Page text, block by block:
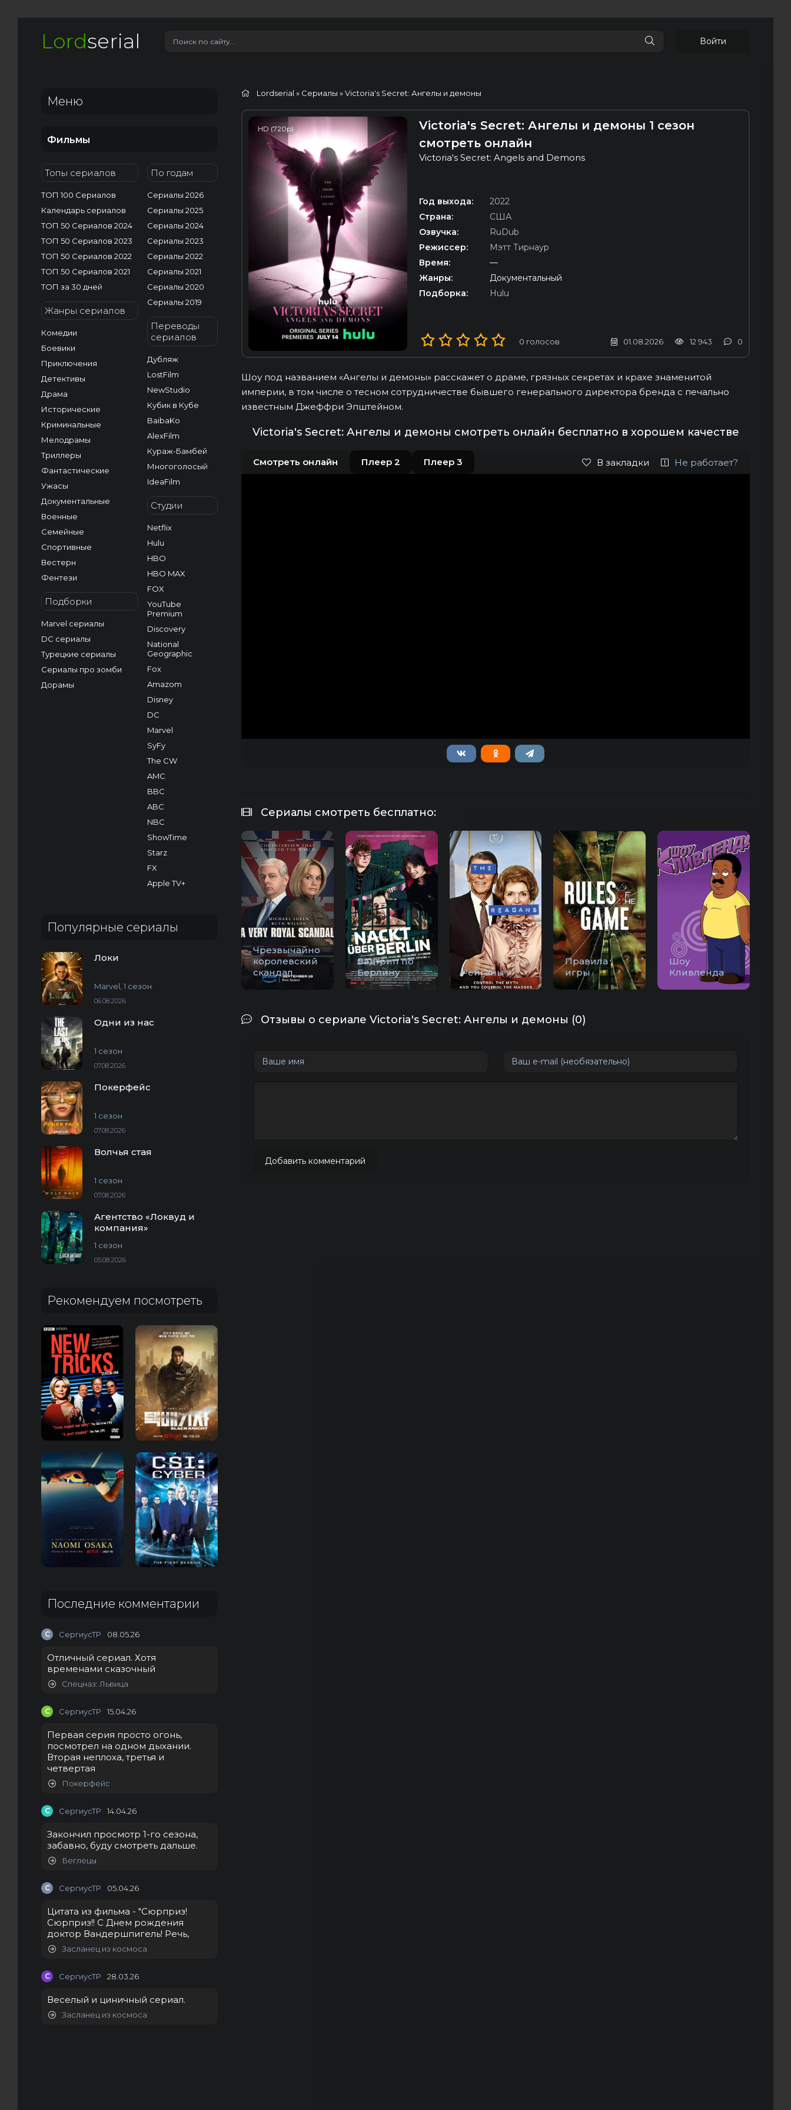
Lordserial Войти
Меню
Фильмы
Топы сериалов
ТОП 100 Сериалов
Календарь сериалов
ТОП 50 Сериалов 2024
ТОП 50 Сериалов 2023
ТОП 50 Сериалов 2022
ТОП 50 Сериалов 2021
ТОП за 30 дней
Жанры сериалов
Комедии
Боевики
Приключения
Детективы
Драма
Исторические
Криминальные
Мелодрамы
Триллеры
Фантастические
Ужасы
Документальные
Военные
Семейные
Спортивные
Вестерн
Фентези
Подборки
Marvel сериалы
DC сериалы
Турецкие сериалы
Сериалы про зомби
Дорамы
По годам
Сериалы 2026
Сериалы 2025
Сериалы 2024
Сериалы 2023
Сериалы 2022
Сериалы 2021
Сериалы 2020
Сериалы 2019
Переводы
сериалов
Дубляж
LostFilm
NewStudio
Кубик в Кубе
BaibaKo
AlexFilm
Кураж-Бамбей
Многоголосый
IdeaFilm
Студии
Netflix
Hulu
HBO
HBO MAX
FOX
YouTube
Premium
Discovery
National
Geographic
Fox
Amazom
Disney
DC
Marvel
SyFy
The CW
AMC
BBC
ABC
NBC
ShowTime
Starz
FX
Apple TV+
Популярные сериалы
Локи
Marvel, 1 сезон
06.08.2026
Одни из нас
1 сезон
07.08.2026
Покерфейс
1 сезон
07.08.2026
Волчья стая
1 сезон
07.08.2026
Агентство «Локвуд и
компания»
1 сезон
05.08.2026
Рекомендуем посмотреть
Последние комментарии
С СергиусТР 08.05.26
Отличный сериал. Хотя
временами сказочный
Спецназ: Львица
С СергиусТР 15.04.26
Первая серия просто огонь,
посмотрел на одном дыхании.
Вторая неплоха, третья и
четвертая
Покерфейс
С СергиусТР 14.04.26
Закончил просмотр 1-го сезона,
забавно, буду смотреть дальше.
Беглецы
С СергиусТР 05.04.26
Цитата из фильма - "Сюрприз!
Сюрприз!! С Днем рождения
доктор Вандершпигель! Речь,
Засланец из космоса
С СергиусТР 28.03.26
Веселый и циничный сериал.
Засланец из космоса
Lordserial » Сериалы » Victoria's Secret: Ангелы и демоны
HD (720p)
Victoria's Secret: Ангелы и демоны 1 сезон
смотреть онлайн
Victoria's Secret: Angels and Demons
Год выхода:
2022
Страна:
США
Озвучка:
RuDub
Режиссер:
Мэтт Тирнаур
Время:
—
Жанры:
Документальный
Подборка:
Hulu
0 голосов 01.08.2026 12 943 0
Шоу под названием «Ангелы и демоны» расскажет о драме, грязных секретах и ​​крахе знаменитой
империи, в том числе о тесном сотрудничестве бывшего генерального директора бренда с печально
известным Джеффри Эпштейном.
Victoria's Secret: Ангелы и демоны смотреть онлайн бесплатно в хорошем качестве
Смотреть онлайн Плеер 2 Плеер 3 В закладки Не работает?
Сериалы смотреть бесплатно:
Чрезвычайно
королевский
скандал
Бэдтрип по
Берлину
Рейганы
Правила
игры
Шоу
Кливленда
Отзывы о сериале Victoria's Secret: Ангелы и демоны (0)
Добавить комментарий